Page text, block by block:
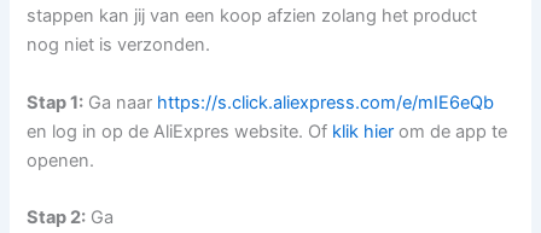
stappen kan jij van een koop afzien zolang het product
nog niet is verzonden.
Stap 1: Ga naar https://s.click.aliexpress.com/e/mIE6eQb
en log in op de AliExpres website. Of klik hier om de app te
openen.
Stap 2: Ga